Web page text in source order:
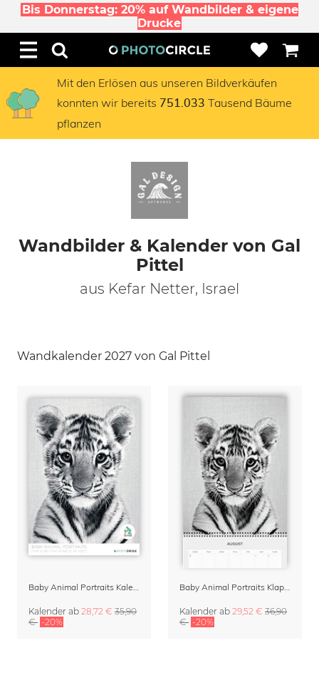
Bis Donnerstag: 20% auf Wandbilder & eigene
Drucke
Mit den Erlösen aus unseren Bildverkäufen
konnten wir bereits 751.033 Tausend Bäume
pflanzen
Wandbilder & Kalender von Gal
Pittel
aus Kefar Netter, Israel
Wandkalender 2027 von Gal Pittel
Baby Animal Portraits Kalender 2027
Kalender ab 28,72 € 35,90
€ -20%
Baby Animal Portraits Klappkalender & Terminplaner 2027
Kalender ab 29,52 € 36,90
€ -20%